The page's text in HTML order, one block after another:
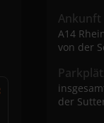
Ankunft
A14
von der
der